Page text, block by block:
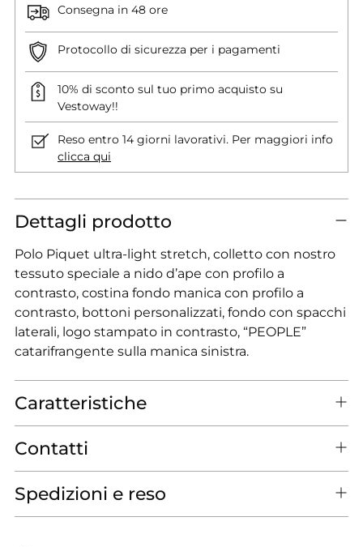
Consegna in 48 ore
Protocollo di sicurezza per i pagamenti
10% di sconto sul tuo primo acquisto su
Vestoway!!
Reso entro 14 giorni lavorativi. Per maggiori info
clicca qui
Dettagli prodotto
Polo Piquet ultra-light stretch, colletto con nostro
tessuto speciale a nido d’ape con profilo a
contrasto, costina fondo manica con profilo a
contrasto, bottoni personalizzati, fondo con spacchi
laterali, logo stampato in contrasto, “PEOPLE”
catarifrangente sulla manica sinistra.
Caratteristiche
Contatti
Spedizioni e reso